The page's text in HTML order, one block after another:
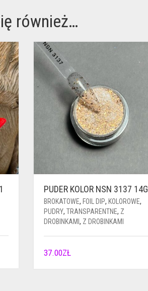
również…
PUDER KOLOR NSN 3137 14G
BROKATOWE, FOIL DIP, KOLOROWE,
PUDRY, TRANSPARENTNE, Z
DROBINKAMI, Z DROBINKAMI
37.00ZŁ